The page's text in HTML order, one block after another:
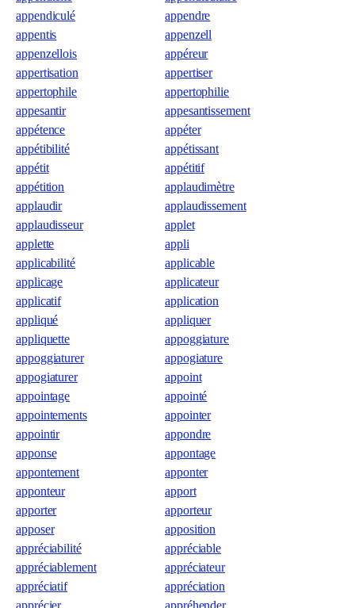
appendiculé
appendre
appentis
appenzell
appenzellois
appéreur
appertisation
appertiser
appertophile
appertophilie
appesantir
appesantissement
appétence
appéter
appétibilité
appétissant
appétit
appétitif
appétition
applaudimètre
applaudir
applaudissement
applaudisseur
applet
applette
appli
applicabilité
applicable
applicage
applicateur
applicatif
application
appliqué
appliquer
appliquette
appoggiature
appoggiaturer
appogiature
appogiaturer
appoint
appointage
appointé
appointements
appointer
appointir
appondre
apponse
appontage
appontement
apponter
apponteur
apport
apporter
apporteur
apposer
apposition
appréciabilité
appréciable
appréciablement
appréciateur
appréciatif
appréciation
apprécier
appréhender